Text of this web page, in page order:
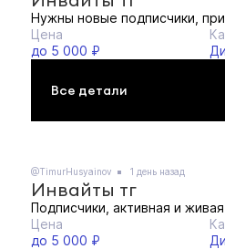
Нужны новые подписчики,
Цена
до 5 000 ₽
Все детали
@TimurHusyainov 1 день назад
Инвайты тг
Подписчики, активная и
Цена
до 5 000 ₽